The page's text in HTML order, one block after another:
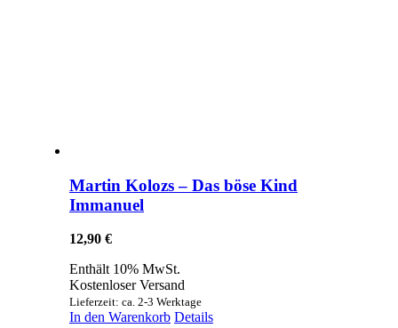
Martin Kolozs – Das böse Kind
Immanuel
12,90 €
Enthält 10% MwSt.
Kostenloser Versand
Lieferzeit: ca. 2-3 Werktage
In den Warenkorb Details